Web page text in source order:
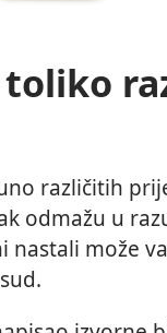
različitih
odmažu u
nastali može